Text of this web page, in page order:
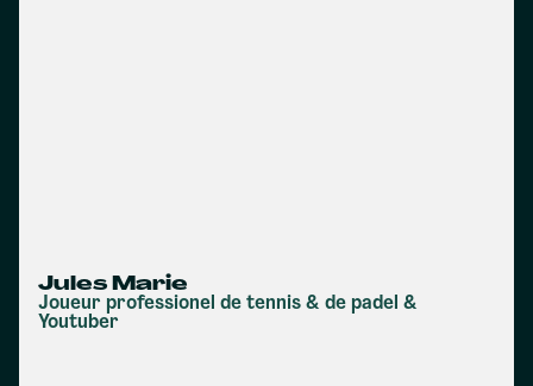
Jules Marie
Joueur professionel de tennis & de padel &
Youtuber